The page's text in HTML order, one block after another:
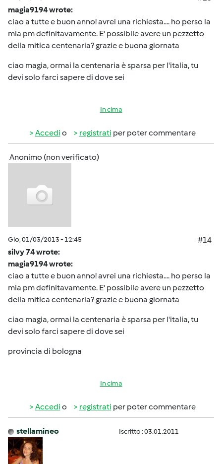
magia9194 wrote:
ciao a tutte e buon anno! avrei una richiesta.... ho perso la
mia pm definitavamente. E' possibile avere un pezzetto
della mitica centenaria? grazie e buona giornata
ciao magia, ormai la centenaria è sparsa per l'italia, tu
devi solo farci sapere di dove sei
In cima
Accedi o registrati per poter commentare
Anonimo (non verificato)
Gio, 01/03/2013 - 12:45
#14
silvy 74 wrote:
magia9194 wrote:
ciao a tutte e buon anno! avrei una richiesta.... ho perso la
mia pm definitavamente. E' possibile avere un pezzetto
della mitica centenaria? grazie e buona giornata
ciao magia, ormai la centenaria è sparsa per l'italia, tu
devi solo farci sapere di dove sei
provincia di bologna
In cima
Accedi o registrati per poter commentare
stellamineo Iscritto : 03.01.2011